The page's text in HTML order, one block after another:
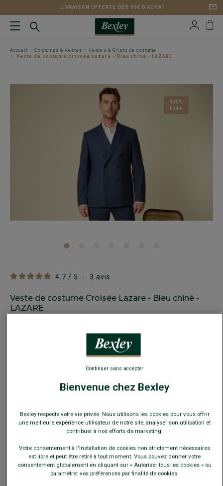
LIVRAISON OFFERTE DÈS 99€ D'ACHAT
Accueil Costumes & Vestes
Vestes & Gilets de costume
Veste de costume Croisée Lazare - Bleu chiné - LAZARE
4.7 / 5 - 3 avis
Veste de costume Croisée Lazare - Bleu chiné -
LAZARE
Payez en plusieurs fois dès 199€ d'achat
COULEURS DISPONIBLES
Bienvenue chez Bexley
Bexley respecte votre vie privée. Nous utilisons les cookies pour vous offrir
une meilleure expérience utilisateur de notre site, analyser son utilisation et
contribuer à nos efforts de marketing.
Votre consentement à l'installation de cookies non strictement nécessaires
est libre et peut être retiré à tout moment. Vous pouvez donner votre
consentement globalement en cliquant sur « Autoriser tous les cookies » ou
paramétrer vos préférences par finalité de cookies.
Continuer sans accepter